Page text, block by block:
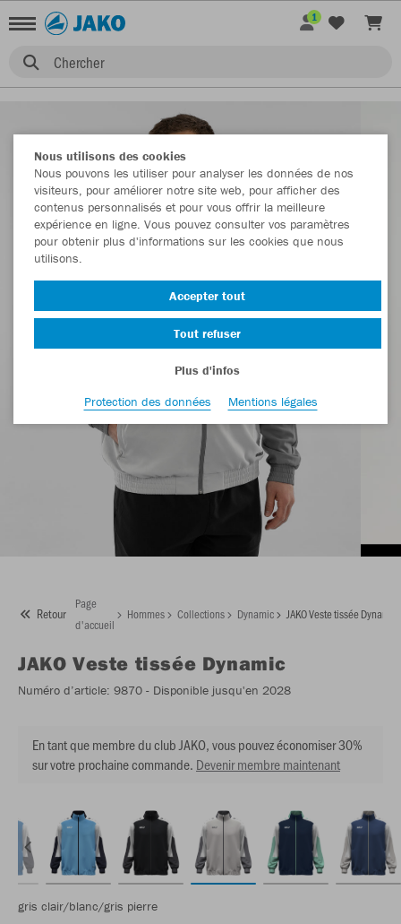
Chercher
1
Retour
Page
d'accueil
Hommes Collections Dynamic JAKO Veste tissée Dynamic
JAKO Veste tissée Dynamic
Numéro d’article: 9870 - Disponible jusqu'en 2028
En tant que membre du club JAKO, vous pouvez économiser 30%
sur votre prochaine commande. Devenir membre maintenant
gris clair/blanc/gris pierre
Nous utilisons des cookies
Nous pouvons les utiliser pour analyser les données de nos
visiteurs, pour améliorer notre site web, pour afficher des
contenus personnalisés et pour vous offrir la meilleure
expérience en ligne. Vous pouvez consulter vos paramètres
pour obtenir plus d'informations sur les cookies que nous
utilisons.
Accepter tout
Tout refuser
Plus d'infos
Protection des données
Mentions légales